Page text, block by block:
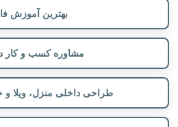
بهترین آموزش
مشاوره کسب و کار
طراحی داخلی منزل، ویلا